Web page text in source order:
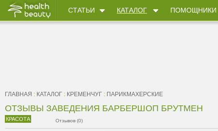
СТАТЬИ КАТАЛОГ ПОМОЩНИКИ
ГЛАВНАЯ : КАТАЛОГ : КРЕМЕНЧУГ : ПАРИКМАХЕРСКИЕ
ОТЗЫВЫ ЗАВЕДЕНИЯ БАРБЕРШОП БРУТМЕН
КРАСОТА Отзывов (0)